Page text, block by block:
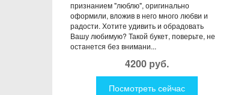
признанием "люблю", оригинально
оформили, вложив в него много любви и
радости. Хотите удивить и обрадовать
Вашу любимую? Такой букет, поверьте, не
останется без внимани...
4200 руб.
Посмотреть сейчас